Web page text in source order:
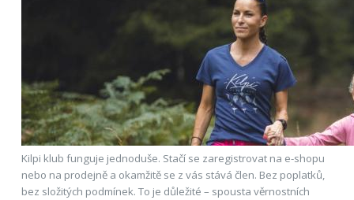
Kilpi klub funguje jednoduše. Stačí se zaregistrovat na e-shopu
nebo na prodejně a okamžitě se z vás stává člen. Bez poplatků,
bez složitých podmínek. To je důležité – spousta věrnostních